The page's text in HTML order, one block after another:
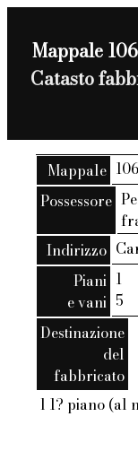
Mappale
Catasto
Mappale
Possessore
Indirizzo
Piani
e vani
1
5
Destinazione
del
fabbricato
l 1? piano (al